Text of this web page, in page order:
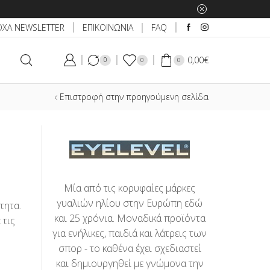
NEWSLETTER ΕΠΙΚΟΙΝΩΝΙΑ
FAQ
0 0 0 0,00€
Επιστροφή στην προηγούμενη σελίδα
Μία από τις κορυφαίες μάρκες
γυαλιών ηλίου στην Ευρώπη εδώ
και 25 χρόνια. Μοναδικά προϊόντα
για ενήλικες, παιδιά και λάτρεις των
σπορ - το καθένα έχει σχεδιαστεί
και δημιουργηθεί με γνώμονα την